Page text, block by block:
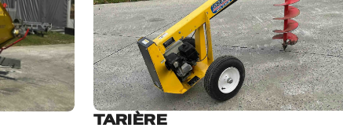
TARIÈRE